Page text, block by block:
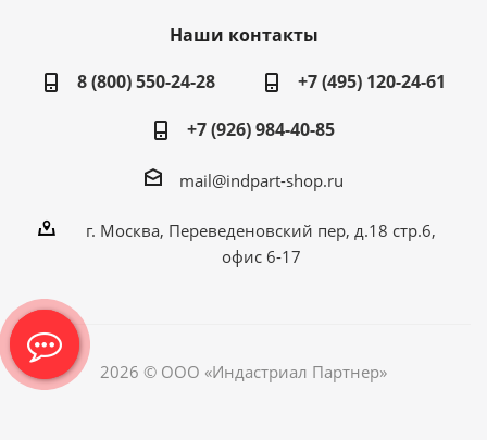
Наши контакты
8 (800) 550-24-28
+7 (495) 120-24-61
+7 (926) 984-40-85
mail@indpart-shop.ru
г. Москва, Переведеновский пер, д.18 стр.6,
офис 6-17
2026 © ООО «Индастриал Партнер»